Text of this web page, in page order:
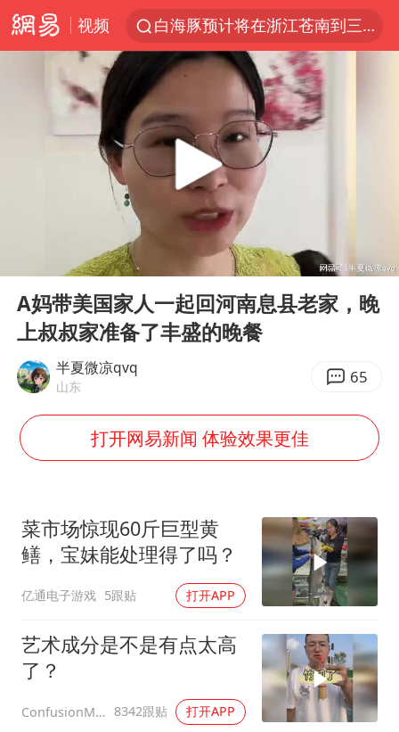
视频
白海豚预计将在浙江苍南到三门一带登陆
白海豚5次眼壁置换
王艺迪无缘横滨赛决赛
武契奇会见泽连斯基有何意图
上海大部迎大暴雨
“伊斯兰版北约”出现
伯克希尔净买入约200亿美元股票
上交绝杀清华 姚明笑出表情包
以军士兵把枪口对准中国记者
谢霆锋演唱会隔空祝王菲生日快乐
构建更高水平的全民健身公共服务体系
Play
03:09
A妈带美国家人一起回河南息县老家，晚
上叔叔家准备了丰盛的晚餐
半夏微凉qvq
山东 65
打开网易新闻 体验效果更佳
菜市场惊现60斤巨型黄
鳝，宝妹能处理得了吗？
亿通电子游戏 5跟贴 打开APP
艺术成分是不是有点太高
了？
ConfusionMax 8342跟贴 打开APP